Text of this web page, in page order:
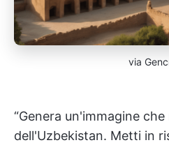
via
“Genera un'immagine
dell'Uzbekistan. Metti in